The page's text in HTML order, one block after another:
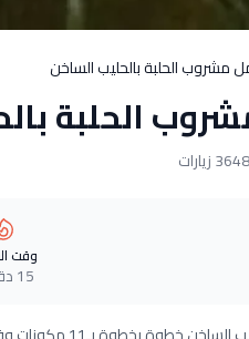
مشروب الحلبة بالحليب الساخن
الحلبة
3648 زيارات
وقت
15 دقيقة